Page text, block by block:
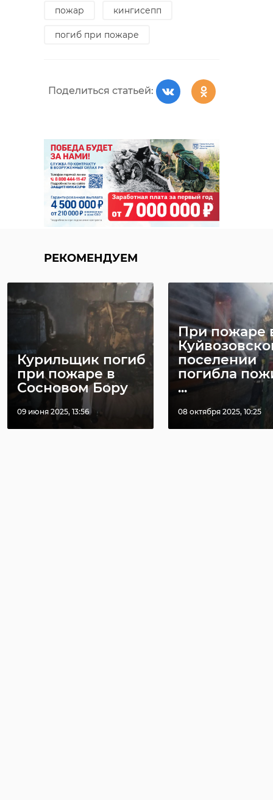
пожар кингисепп
погиб при пожаре
Поделиться статьей:
РЕКОМЕНДУЕМ
Курильщик погиб
при пожаре в
Сосновом Бору
09 июня 2025, 13:56
При пожаре
поселении
погибла
...
08 октября 2025, 10:25